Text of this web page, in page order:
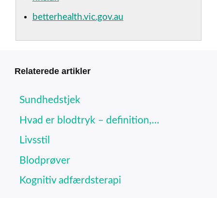
betterhealth.vic.gov.au
Relaterede artikler
Sundhedstjek
Hvad er blodtryk – definition,…
Livsstil
Blodprøver
Kognitiv adfærdsterapi